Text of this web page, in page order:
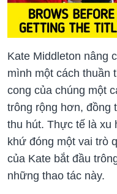
Kate Middleton nâng
mình một cách thuần
cong của chúng một
trông rộng hơn, đồng
thu hút. Thực tế là xu
khứ đóng một vai trò
của Kate bắt đầu
những thao tác này.